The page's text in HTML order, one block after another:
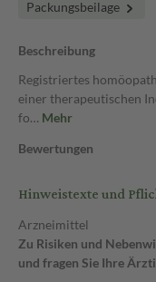
Packungsbeilage
Beschreibung
Registriertes
einer therapeutischen
fo… Mehr
Bewertungen
Hinweistexte und
Arzneimittel
Zu Risiken und
und fragen Sie Ihre